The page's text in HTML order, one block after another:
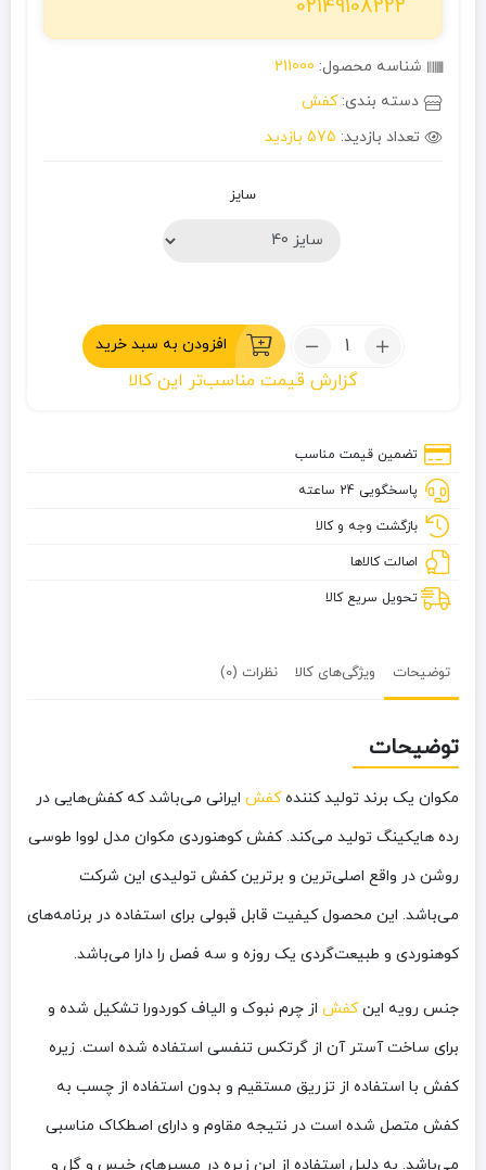
02149108222
شناسه محصول: 211000
دسته بندی:کفش
تعداد بازدید: 575 بازدید
سایز
تعداد:
کوهنوردی
لووا
طوسی
روشن
افزودن به سبد خرید
گزارش قیمت مناسب‌تر این کالا
تضمین قیمت مناسب
پاسخگویی 24 ساعته
بازگشت وجه و کالا
اصالت کالاها
تحویل سریع کالا
توضیحات ویژگی‌های کالا نظرات (0)
توضیحات
مکوان یک برند تولید کنندهکفش ایرانی می‌باشد که کفش‌هایی در
رده هایکینگ تولید می‌کند. کفش کوهنوردی مکوان مدل لووا طوسی
روشن در واقع اصلی‌ترین و برترین کفش تولیدی این شرکت
می‌باشد. این محصول کیفیت قابل قبولی برای استفاده در برنامه‌های
کوهنوردی و طبیعت‌گردی یک روزه و سه فصل را دارا می‌باشد.
جنس رویه اینکفش از چرم نبوک و الیاف کوردورا تشکیل شده و
برای ساخت آستر آن از گرتکس تنفسی استفاده شده است. زیره
کفش با استفاده از تزریق مستقیم و بدون استفاده از چسب به
کفش متصل شده است در نتیجه مقاوم و دارای اصطکاک مناسبی
می‌باشد. به دلیل استفاده از این زیره در مسیرهای خیس و گل و